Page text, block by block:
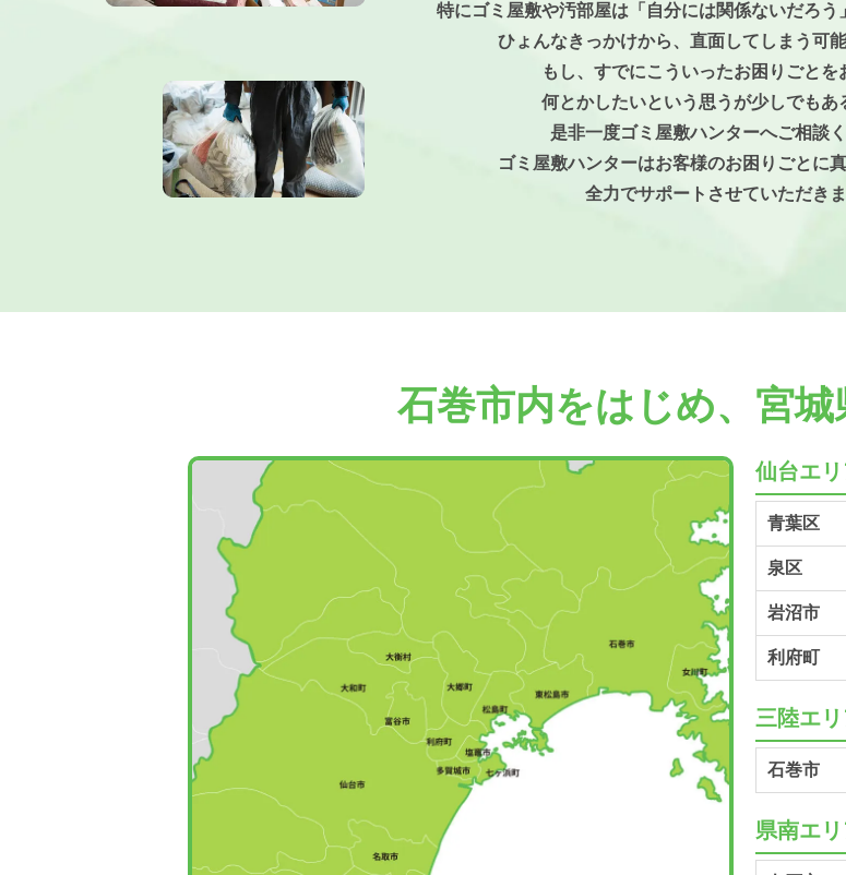
特にゴミ屋敷や汚部屋は「自分には関係ないだろう
ひょんなきっかけから、直面してしまう可能
もし、すでにこういったお困りごとを
何とかしたいという思うが少しでもあ
是非一度ゴミ屋敷ハンターへご相談く
ゴミ屋敷ハンターはお客様のお困りごとに
全力でサポートさせていただきま
石巻市内をはじめ、 宮城
仙台エ
青葉区
泉区
岩沼市
利府町
三陸エ
石巻市
県南エ